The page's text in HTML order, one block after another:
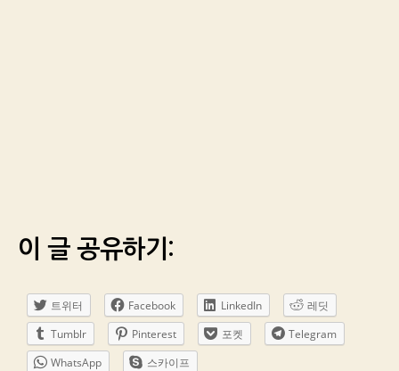
이 글 공유하기:
트위터 Facebook LinkedIn
레딧
Tumblr
Pinterest 포켓
Telegram
WhatsApp
스카이프